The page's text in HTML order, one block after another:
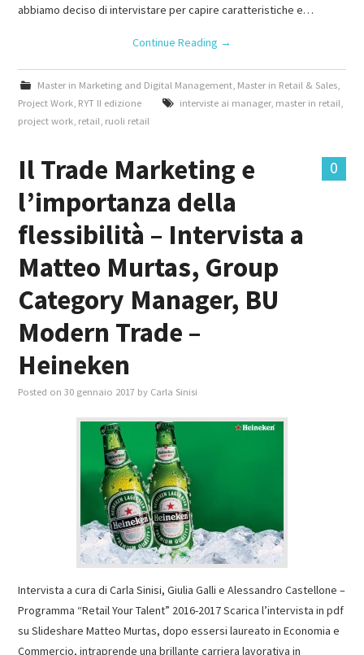
abbiamo deciso di intervistare per capire caratteristiche e…
Continue Reading →
Master in Marketing and Digital Management, Master in Retail & Sales,
Project Work RYT II edizione interviste ai manager, master in retail
project work retail ruoli retail
0
Il Trade Marketing e
l’importanza della
flessibilità – Intervista a
Matteo Murtas, Group
Category Manager, BU
Modern Trade –
Heineken
Posted on30 gennaio 2017 by Carla Sinisi
Intervista a cura di Carla Sinisi, Giulia Galli e Alessandro Castellone –
Programma “Retail Your Talent” 2016-2017 Scarica l’intervista in pdf
su Slideshare Matteo Murtas, dopo essersi laureato in Economia e
Commercio, intraprende una brillante carriera lavorativa in